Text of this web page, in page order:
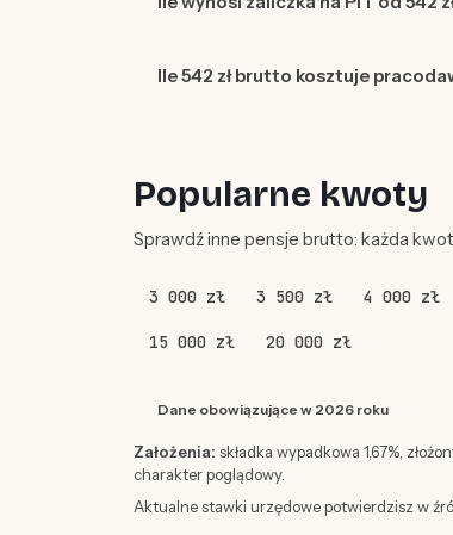
Ile 542 zł brutto kosztuje
Popularne kwoty
Sprawdź inne pensje brutto: każda
3 000 zł 3 500 zł 4 000 zł
15 000 zł 20 000 zł
Dane obowiązujące w 2026 roku
Założenia: składka wypadkowa 1,67%,
charakter poglądowy.
Aktualne stawki urzędowe potwierdzisz w